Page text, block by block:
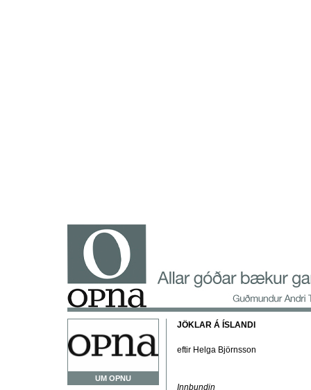
UM OPNU
JÖKLAR Á ÍSLANDI
eftir Helga Björnsson
Innbundin